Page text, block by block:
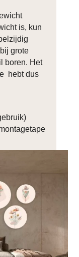
is, kun
grote
boren. Het
hebt dus